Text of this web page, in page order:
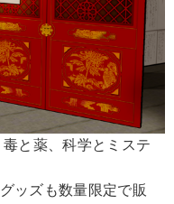
と薬、科学とミステ
ッズも数量限定で販